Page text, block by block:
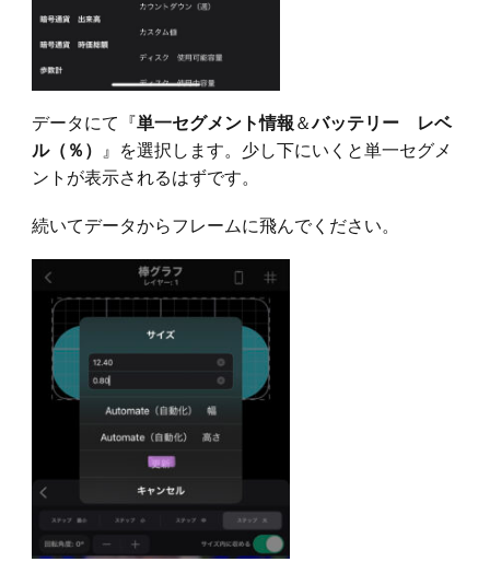
データにて『単一セグメント情報＆バッテリー レベ
ル（％） 』を選択します。少し下にいくと単一セグメ
ントが表示されるはずです。
続いてデータからフレームに飛んでください。